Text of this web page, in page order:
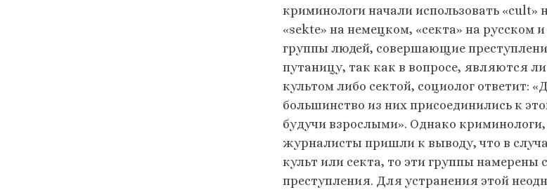
криминологи начали использовать «cult»
«sekte» на немецком, «секта» на русском
группы людей, совершающие
путаницу, так как в вопросе, являются
культом либо сектой, социолог ответит:
большинство из них присоединились к
будучи взрослыми». Однако
журналисты пришли к выводу, что в
культ или секта, то эти группы намерены
преступления. Для устранения этой